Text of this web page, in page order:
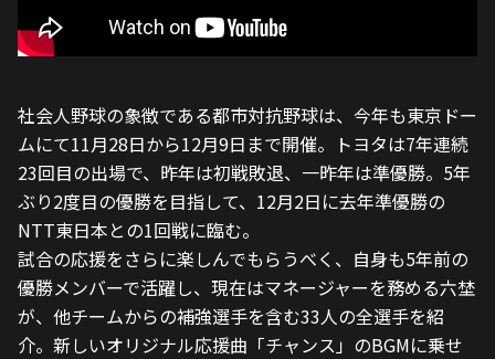
社会人野球の象徴である都市対抗野球は、今年も東京ドー
ムにて11月28日から12月9日まで開催。トヨタは7年連続
23回目の出場で、昨年は初戦敗退、一昨年は準優勝。5年
ぶり2度目の優勝を目指して、12月2日に去年準優勝の
NTT東日本との1回戦に臨む。
試合の応援をさらに楽しんでもらうべく、自身も5年前の
優勝メンバーで活躍し、現在はマネージャーを務める六埜
が、他チームからの補強選手を含む33人の全選手を紹
介。新しいオリジナル応援曲「チャンス」のBGMに乗せ